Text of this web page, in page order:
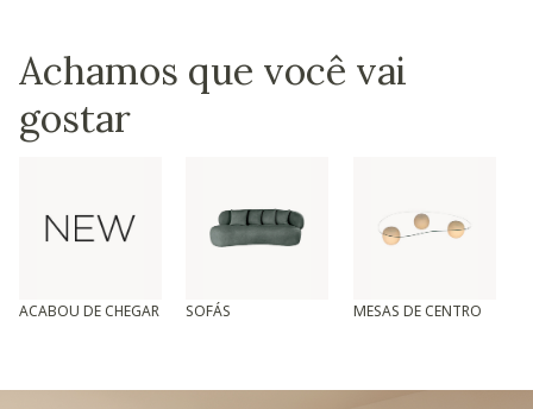
Achamos que você vai
gostar
ACABOU DE CHEGAR SOFÁS MESAS DE CENTRO